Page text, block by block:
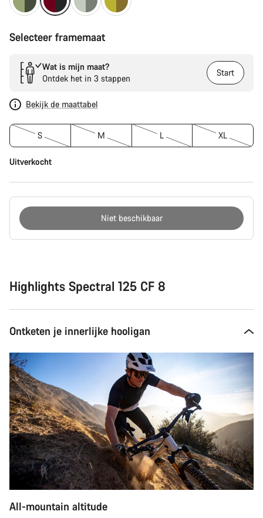
Selecteer framemaat
Wat is mijn maat?
Ontdek het in 3 stappen
Start
Bekijk de maattabel
S M L XL
Uitverkocht
Niet beschikbaar
kopen
Highlights Spectral 125 CF 8
Ontketen je innerlijke hooligan
All-mountain altitude